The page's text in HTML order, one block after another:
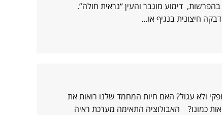
דימוע מוגבר והעין “נראית חולה”.
חיצונית בנגיף או…
ולא עגול? האם חיות המחמד שלנו רואות את
כמונו? האבולוציה התאימה מערכת ראיה